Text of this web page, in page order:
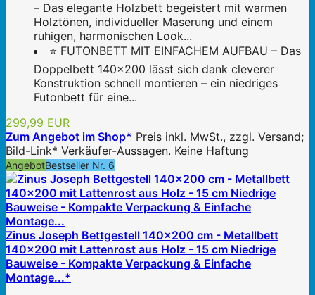
– Das elegante Holzbett begeistert mit warmen
Holztönen, individueller Maserung und einem
ruhigen, harmonischen Look...
⭐ FUTONBETT MIT EINFACHEM AUFBAU – Das
Doppelbett 140x200 lässt sich dank cleverer
Konstruktion schnell montieren – ein niedriges
Futonbett für eine...
299,99 EUR
Zum Angebot im Shop* Preis inkl. MwSt., zzgl. Versand;
Bild-Link* Verkäufer-Aussagen. Keine Haftung
AngebotBestseller Nr. 6
Zinus Joseph Bettgestell 140x200 cm - Metallbett
140x200 mit Lattenrost aus Holz - 15 cm Niedrige
Bauweise - Kompakte Verpackung & Einfache
Montage...*